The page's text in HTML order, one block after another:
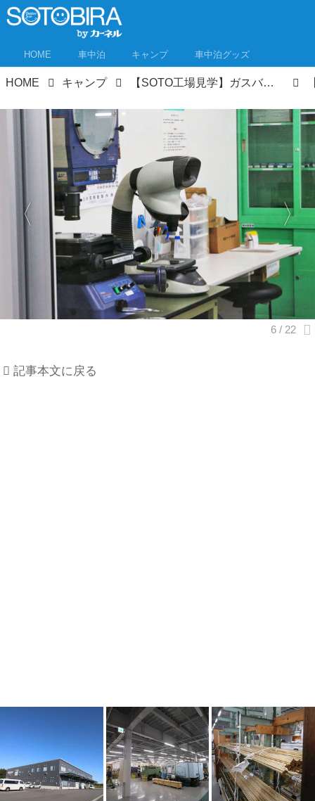
HOME 車中泊 キャンプ 車中泊グッズ
HOME キャンプ 【SOTO工場見学】ガスバーナーは人の手で全数検査！ 新富士バーナーの信頼度と心意気が見えてくる
記事本文に戻る